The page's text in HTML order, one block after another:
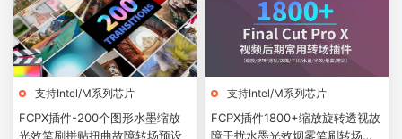
支持Intel/M系列芯片
FCPX插件-200个图形水墨缩放
光效笔刷拼贴扭曲故障转场预设
支持Intel/M系列芯片
FCPX插件1800+缩放旋转透视故
障干扰水墨光效烟雾笔刷转场预